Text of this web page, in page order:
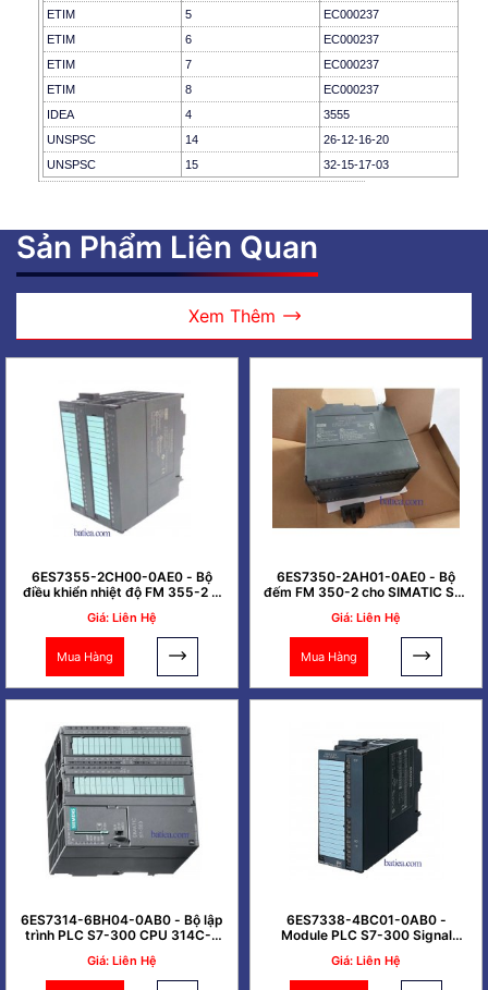
ETIM
5
EC000237
ETIM
6
EC000237
ETIM
7
EC000237
ETIM
8
EC000237
IDEA
4
3555
UNSPSC
14
26-12-16-20
UNSPSC
15 32-15-17-03
Sản Phẩm Liên Quan
Xem Thêm
6ES7355-2CH00-0AE0 - Bộ
điều khiển nhiệt độ FM 355-2 C
Giá: Liên Hệ
Mua Hàng
6ES7350-2AH01-0AE0 - Bộ
đếm FM 350-2 cho SIMATIC S7-
Giá: Liên Hệ
Mua Hàng
6ES7314-6BH04-0AB0 - Bộ lập
trình PLC S7-300 CPU 314C-2
Giá: Liên Hệ
6ES7338-4BC01-0AB0 -
Module PLC S7-300 Signal
Giá: Liên Hệ